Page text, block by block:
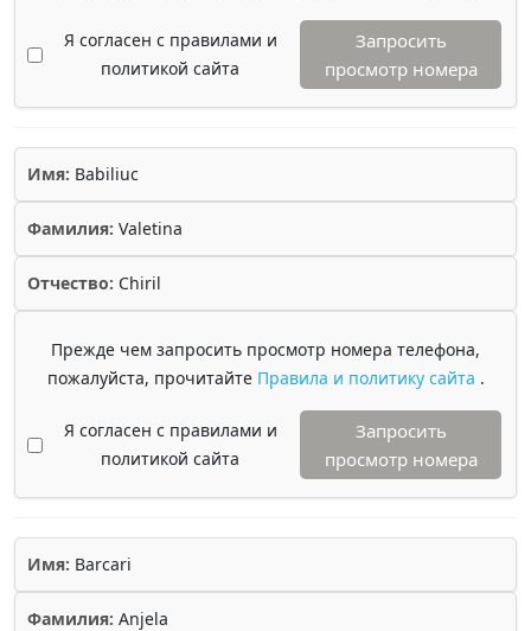
Я согласен с правилами и
политикой сайта
Запросить
просмотр номера
Имя: Babiliuc
Фамилия: Valetina
Отчество: Chiril
Прежде чем запросить просмотр номера телефона,
пожалуйста, прочитайте Правила и политику сайта .
Я согласен с правилами и
политикой сайта
Запросить
просмотр номера
Имя: Barcari
Фамилия: Anjela